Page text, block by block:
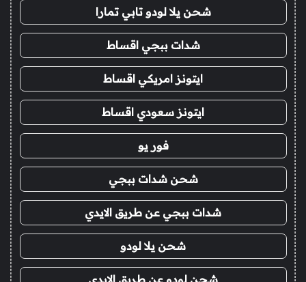
شحن يلا لودو تابي تمارا
شدات ببجي اقساط
ايتونز امريكي اقساط
ايتونز سعودي اقساط
فور يو
شحن شدات ببجي
شدات ببجي عن طريق الايدي
شحن يلا لودو